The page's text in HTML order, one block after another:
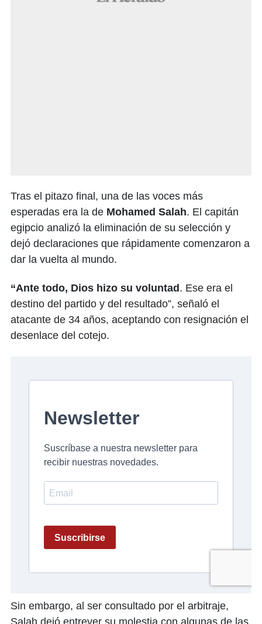
Tras el pitazo final, una de las voces más
esperadas era la de Mohamed Salah. El capitán
egipcio analizó la eliminación de su selección y
dejó declaraciones que rápidamente comenzaron a
dar la vuelta al mundo.
“Ante todo, Dios hizo su voluntad . Ese era el
destino del partido y del resultado”, señaló el
atacante de 34 años, aceptando con resignación el
desenlace del cotejo.
Sin embargo, al ser consultado por el arbitraje,